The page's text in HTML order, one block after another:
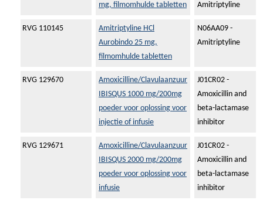
mg, filmomhulde tabletten
Amitriptyline
RVG 110145
Amitriptyline HCl
Aurobindo 25 mg,
filmomhulde tabletten
N06AA09 -
Amitriptyline
RVG 129670
Amoxicilline/Clavulaanzuur
IBISQUS 1000 mg/200mg
poeder voor oplossing voor
injectie of infusie
J01CR02 -
Amoxicillin and
beta-lactamase
inhibitor
RVG 129671
Amoxicilline/Clavulaanzuur
IBISQUS 2000 mg/200mg
poeder voor oplossing voor
infusie
J01CR02 -
Amoxicillin and
beta-lactamase
inhibitor